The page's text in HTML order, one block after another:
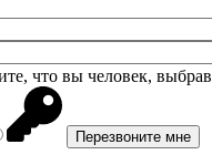
что вы человек, выбрав